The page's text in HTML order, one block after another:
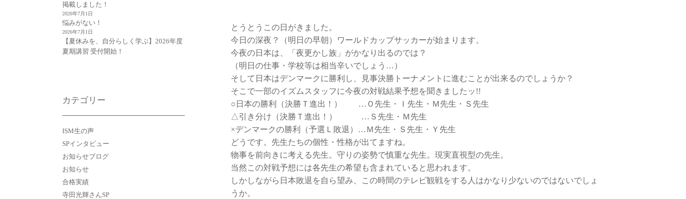
とうとうこの日がきました。
今日の深夜？（明日の早朝）ワールドカップサッカーが始まります。
今夜の日本は、「夜更かし族」がかなり出るのでは？
（明日の仕事・学校等は相当辛いでしょう…）
そして日本はデンマークに勝利し、見事決勝トーナメントに進むことが出来るのでしょうか？
そこで一部のイズムスタッフに今夜の対戦結果予想を聞きましたッ!!
○日本の勝利（決勝Ｔ進出！） …Ｏ先生・Ｉ先生・Ｍ先生・Ｓ先生
△引き分け（決勝Ｔ進出！） …Ｓ先生・Ｍ先生
×デンマークの勝利（予選Ｌ敗退）…Ｍ先生・Ｓ先生・Ｙ先生
どうです。先生たちの個性・性格が出てますね。
物事を前向きに考える先生。守りの姿勢で慎重な先生。現実直視型の先生。
当然この対戦予想には各先生の希望も含まれていると思われます。
しかしながら日本敗退を自ら望み、この時間のテレビ観戦をする人はかなり少ないのではないでしょ
うか。
掲載しました！
悩みがない！
2026年7月1日
【夏休みを、自分らしく学ぶ】2026年度
夏期講習 受付開始！
2026年7月1日
カテゴリー
ISM生の声
SPインタビュー
お知らせブログ
お知らせ
合格実績
寺田光輝さんSP